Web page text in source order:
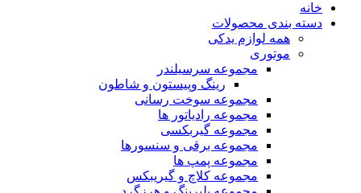
خانه
دسته بندی محصولات
همه لوازم یدکی
موتوری
مجموعه سرسیلندر
رینگ وپیستون و شاطون
مجموعه سوخت رسانی
مجموعه رادیاتور ها
مجموعه گیربکسی
مجموعه برقی و سنسورها
مجموعه پمپ ها
مجموعه کلاچ و گیریبکس